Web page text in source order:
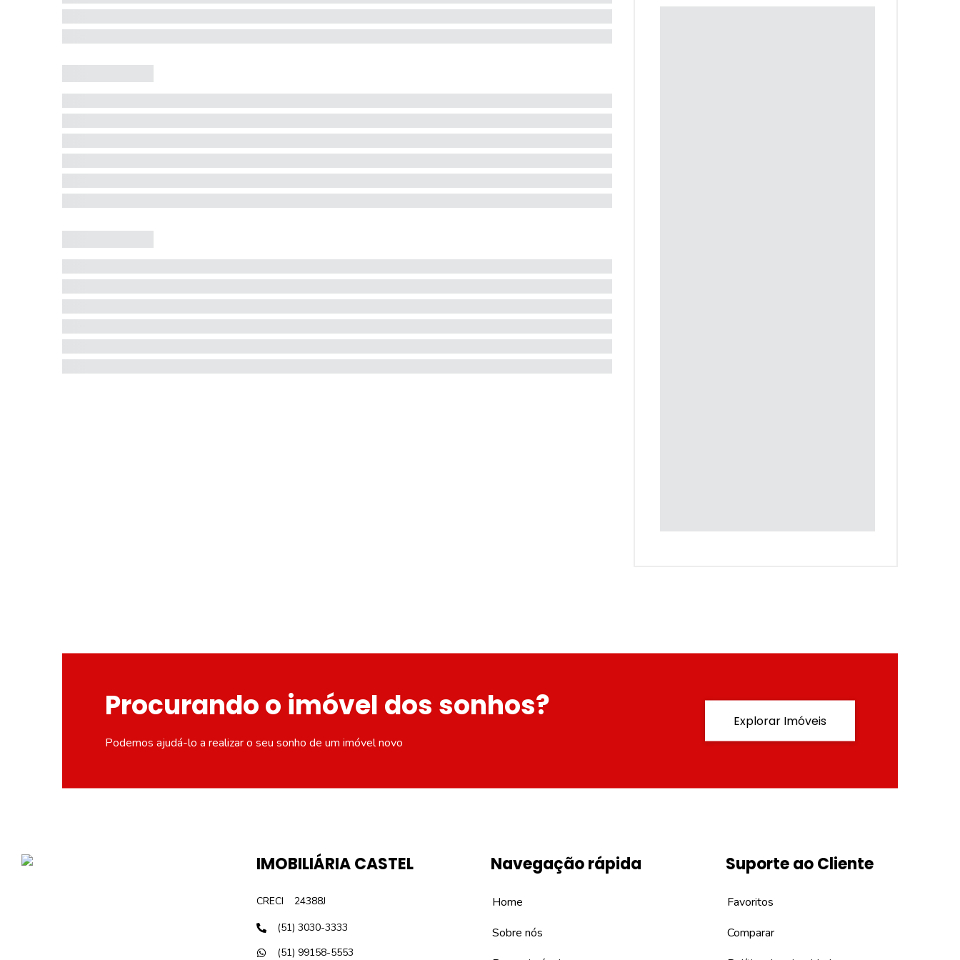
Procurando o imóvel dos sonhos?
Podemos ajudá-lo a realizar o seu sonho de um imóvel novo
Explorar Imóveis
IMOBILIÁRIA CASTEL
CRECI
24388J
(51) 3030-3333
(51) 99158-5553
Navegação rápida
Home
Sobre nós
Suporte ao Cliente
Favoritos
Comparar